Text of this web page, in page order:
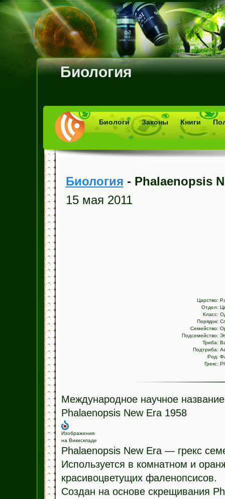
Биология
Биологи Законы Книги
Биология - Phalaenopsis
15 мая 2011
Царство:
Отдел:
Класс:
Порядок:
Семейство:
Подсемейство:
Триба:
Подтриба:
Род:
Грекс:
Международное научное название
Phalaenopsis New Era 1958
Изображения
на Викискладе
Phalaenopsis New Era — грекс
Используется в комнатном и
красивоцветущих фаленопсисов.
Создан на основе скрещивания